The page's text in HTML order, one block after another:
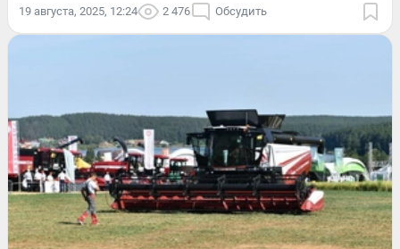
19 августа, 2025, 12:24 2 476 Обсудить